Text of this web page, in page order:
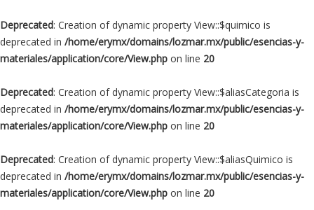
Deprecated: Creation of dynamic property View::$quimico is
deprecated in /home/erymx/domains/lozmar.mx/public/esencias-y-
materiales/application/core/View.php on line 20
Deprecated: Creation of dynamic property View::$aliasCategoria is
deprecated in /home/erymx/domains/lozmar.mx/public/esencias-y-
materiales/application/core/View.php on line 20
Deprecated: Creation of dynamic property View::$aliasQuimico is
deprecated in /home/erymx/domains/lozmar.mx/public/esencias-y-
materiales/application/core/View.php on line 20